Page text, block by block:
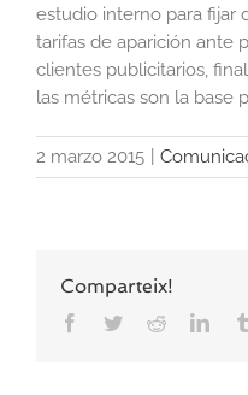
estudio interno para fijar
tarifas de aparición ante
clientes publicitarios,
las métricas son la base
2 marzo 2015
Comparteix!
Facebook
TwitterReddit